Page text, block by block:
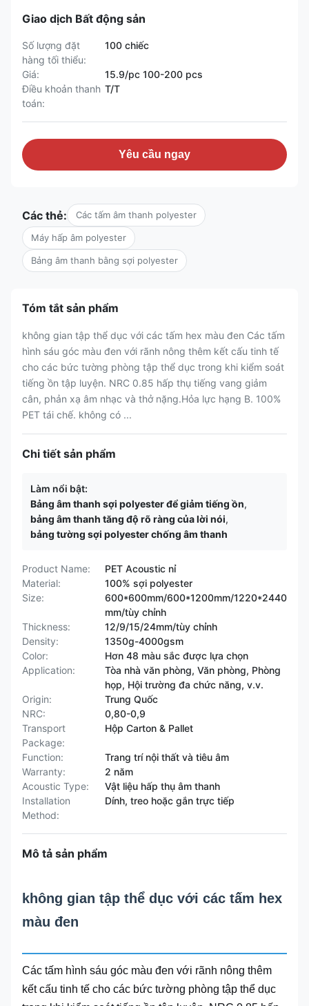
Giao dịch Bất động sản
Số lượng đặt
hàng tối thiểu:
100 chiếc
Giá:
15.9/pc 100-200 pcs
Điều khoản thanh
toán:
T/T
Yêu cầu ngay
Các thẻ: Các tấm âm thanh polyester
Máy hấp âm polyester
Bảng âm thanh bằng sợi polyester
Tóm tắt sản phẩm
không gian tập thể dục với các tấm hex màu đen Các tấm
hình sáu góc màu đen với rãnh nông thêm kết cấu tinh tế
cho các bức tường phòng tập thể dục trong khi kiểm soát
tiếng ồn tập luyện. NRC 0.85 hấp thụ tiếng vang giảm
cân, phản xạ âm nhạc và thở nặng.Hỏa lực hạng B. 100%
PET tái chế. không có ...
Chi tiết sản phẩm
Làm nổi bật:
Bảng âm thanh sợi polyester để giảm tiếng ồn,
bảng âm thanh tăng độ rõ ràng của lời nói,
bảng tường sợi polyester chống âm thanh
Product Name:
PET Acoustic nỉ
Material:
100% sợi polyester
Size:
600*600mm/600*1200mm/1220*2440
mm/tùy chỉnh
Thickness:
12/9/15/24mm/tùy chỉnh
Density:
1350g-4000gsm
Color:
Hơn 48 màu sắc được lựa chọn
Application:
Tòa nhà văn phòng, Văn phòng, Phòng
họp, Hội trường đa chức năng, v.v.
Origin:
Trung Quốc
NRC:
0,80-0,9
Transport
Package:
Hộp Carton & Pallet
Function:
Trang trí nội thất và tiêu âm
Warranty:
2 năm
Acoustic Type:
Vật liệu hấp thụ âm thanh
Installation
Method:
Dính, treo hoặc gắn trực tiếp
Mô tả sản phẩm
không gian tập thể dục với các tấm hex
màu đen
Các tấm hình sáu góc màu đen với rãnh nông thêm
kết cấu tinh tế cho các bức tường phòng tập thể dục